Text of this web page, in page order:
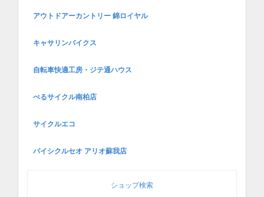
アウトドアーカントリー 錦ロイヤル
キャサリンバイクス
自転車快適工房・ジテ通ハウス
べるサイクル南柏店
サイクルエコ
バイシクルセオ アリオ蘇我店
ショップ検索